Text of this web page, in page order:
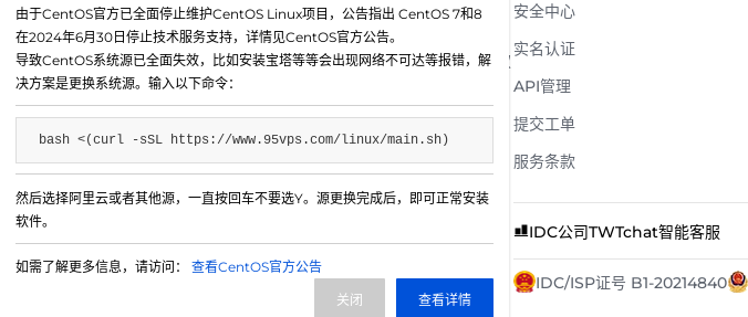
江苏铭联云计算有限公司
Copyright © 2019-2026 All Rights Reserved.铭联科技 版权
所有
电子邮箱：mail@6w.cx
商务QQ：37809874
公司地址：苏州市姑苏区博济江南智造园1幢2029室
安全中心
实名认证
API管理
提交工单
服务条款
IDC公司TWTchat智能客服
IDC/ISP证号 B1-20214840
由于CentOS官方已全面停止维护CentOS Linux项目，公告指出 CentOS 7和8
在2024年6月30日停止技术服务支持，详情见CentOS官方公告。
导致CentOS系统源已全面失效，比如安装宝塔等等会出现网络不可达等报错，解
决方案是更换系统源。输入以下命令：
bash <(curl -sSL https://www.95vps.com/linux/main.sh)
然后选择阿里云或者其他源，一直按回车不要选Y。源更换完成后，即可正常安装
软件。
如需了解更多信息，请访问： 查看CentOS官方公告
查看详情
关闭